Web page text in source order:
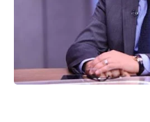
حوادث وقضايا
خدمات
الصحه والجمال